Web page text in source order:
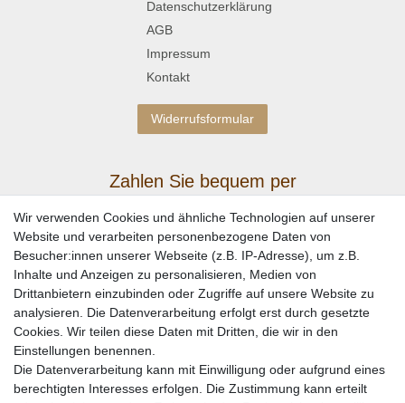
Datenschutzerklärung
AGB
Impressum
Kontakt
Widerrufsformular
Zahlen Sie bequem per
Wir versenden mit
Wir verwenden Cookies und ähnliche Technologien auf unserer
Website und verarbeiten personenbezogene Daten von
Besucher:innen unserer Webseite (z.B. IP-Adresse), um z.B.
Inhalte und Anzeigen zu personalisieren, Medien von
Drittanbietern einzubinden oder Zugriffe auf unsere Website zu
analysieren. Die Datenverarbeitung erfolgt erst durch gesetzte
Cookies. Wir teilen diese Daten mit Dritten, die wir in den
Einstellungen benennen.
Die Datenverarbeitung kann mit Einwilligung oder aufgrund eines
berechtigten Interesses erfolgen. Die Zustimmung kann erteilt